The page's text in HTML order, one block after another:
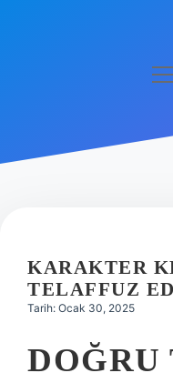
Hakkımızda
KARAKTER
TELAFFUZ
Tarih: Ocak 30, 2025